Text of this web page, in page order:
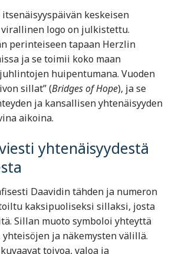
keskeisen
logo on julkistettu.
perinteiseen tapaan Herzlin
ja se toimii koko maan
huipentumana. Vuoden
sillat” (Bridges of Hope), ja se
ja kansallisen yhtenäisyyden
aikoina.
yhtenäisyydestä
Daavidin tähden ja numeron
kaksipuoliseksi sillaksi, josta
Sillan muoto symboloi yhteyttä
ja näkemysten välillä.
toivoa, valoa ja